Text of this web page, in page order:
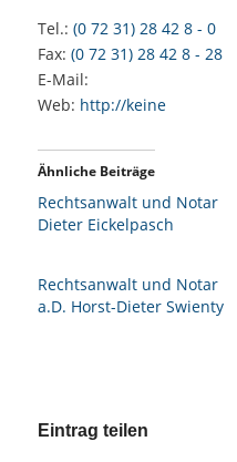
Tel.: (0 72 31) 28 42 8 - 0
Fax: (0 72 31) 28 42 8 - 28
E-Mail:
Web: http://keine
Ähnliche Beiträge
Rechtsanwalt und Notar
Dieter Eickelpasch
Rechtsanwalt und Notar
a.D. Horst-Dieter Swienty
Eintrag teilen